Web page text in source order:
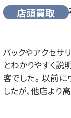
店頭買取
バックやアクセサ
とわかりやすく説
客でした。 以前
したが、他店より